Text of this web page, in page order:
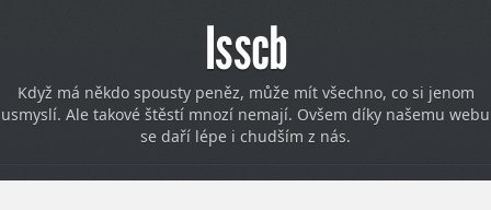
Isscb
Když má někdo spousty peněz, může mít všechno, co si jenom
usmyslí. Ale takové štěstí mnozí nemají. Ovšem díky našemu webu
se daří lépe i chudším z nás.